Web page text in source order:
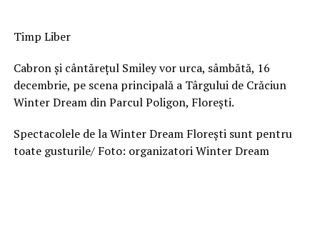
Timp Liber
Cabron și cântărețul Smiley vor urca, sâmbătă, 16
decembrie, pe scena principală a Târgului de Crăciun
Winter Dream din Parcul Poligon, Florești.
Spectacolele de la Winter Dream Florești sunt pentru
toate gusturile/ Foto: organizatori Winter Dream